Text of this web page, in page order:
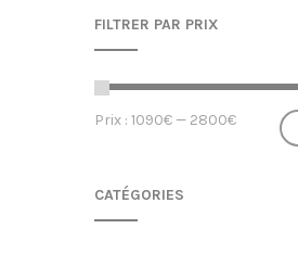
FILTRER PAR PRIX
Prix
min
Prix
Prix : 1090€ — 2800€
CATÉGORIES